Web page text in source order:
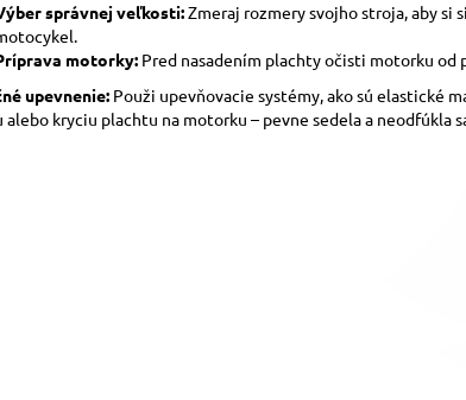
správnej veľkosti:Zmeraj rozmery svojho stroja, aby si
motorky: Pred nasadením plachty očisti motorku od
upevnenie: Použi upevňovacie systémy, ako sú elastické
alebo kryciu plachtu na motorku – pevne sedela a neodfúkla